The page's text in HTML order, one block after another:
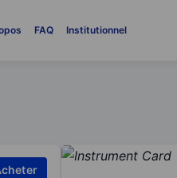
FAQ Institutionnel